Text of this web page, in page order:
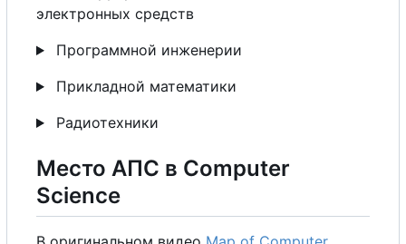
электронных средств
Программной инженерии
Прикладной математики
Радиотехники
Место АПС в Computer
Science